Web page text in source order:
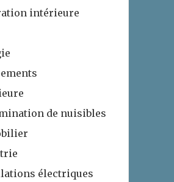
intérieure
de nuisibles
électriques